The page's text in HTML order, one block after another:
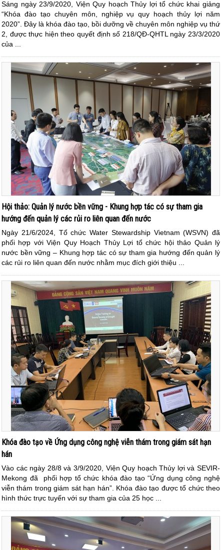
Sáng ngày 23/9/2020, Viện Quy hoạch Thủy lợi tổ chức khai giảng
“Khóa đào tạo chuyên môn, nghiệp vụ quy hoạch thủy lợi năm
2020”. Đây là khóa đào tạo, bồi dưỡng về chuyên môn nghiệp vụ thứ
2, được thực hiện theo quyết định số 218/QĐ-QHTL ngày 23/3/2020
của ...
Hội thảo: Quản lý nước bền vững - Khung hợp tác có sự tham gia
hướng đến quản lý các rủi ro liên quan đến nước
Ngày 21/6/2024, Tổ chức Water Stewardship Vietnam (WSVN) đã
phối hợp với Viện Quy Hoạch Thủy Lợi tổ chức hội thảo Quản lý
nước bền vững – Khung hợp tác có sự tham gia hướng đến quản lý
các rủi ro liên quan đến nước nhằm mục đích giới thiệu ...
Khóa đào tạo về Ứng dụng công nghệ viễn thám trong giám sát hạn
hán
Vào các ngày 28/8 và 3/9/2020, Viện Quy hoạch Thủy lợi và SEVIR-
Mekong đã phối hợp tổ chức khóa đào tạo “Ứng dụng công nghệ
viễn thám trong giám sát hạn hán”. Khóa đào tạo được tổ chức theo
hình thức trực tuyến với sự tham gia của 25 học ...